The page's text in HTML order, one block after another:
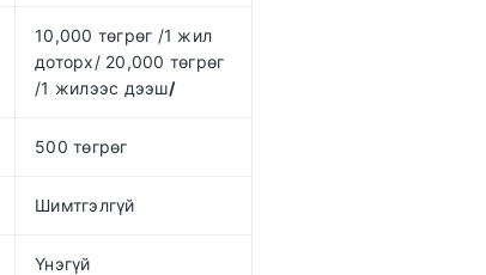
10,000 төгрөг /1 жил
доторх/ 20,000 төгрөг
/1 жилээс дээш/
500 төгрөг
Шимтгэлгүй
Үнэгүй